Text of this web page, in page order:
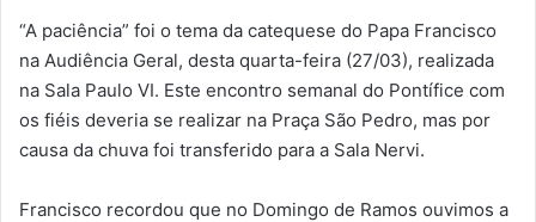
“A paciência” foi o tema da catequese do Papa Francisco
na Audiência Geral, desta quarta-feira (27/03), realizada
na Sala Paulo VI. Este encontro semanal do Pontífice com
os fiéis deveria se realizar na Praça São Pedro, mas por
causa da chuva foi transferido para a Sala Nervi.
Francisco recordou que no Domingo de Ramos ouvimos a